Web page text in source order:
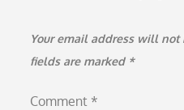
Your email address will not
fields are marked *
Comment *